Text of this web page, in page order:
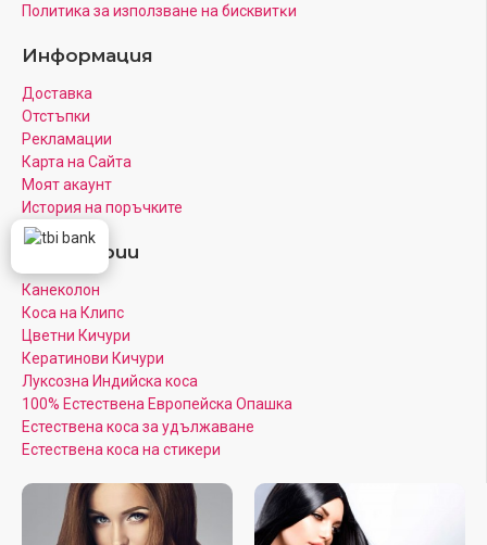
Πoлитика зa изпoлзвaнe нa бисквитĸи
Информация
Доставка
Отстъпки
Рекламации
Карта на Сайта
Моят акаунт
История на поръчките
Категории
Канеколон
Коса на Клипс
Цветни Кичури
Кератинови Кичури
Луксозна Индийска коса
100% Естествена Европейска Опашка
Естествена коса за удължаване
Естествена коса на стикери